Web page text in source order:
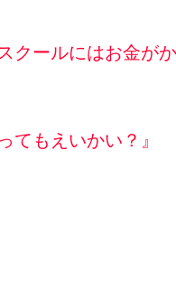
クールにはお金が
てもえいかい？』